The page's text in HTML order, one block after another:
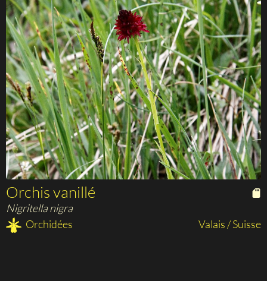
Orchis vanillé
Nigritella nigra
Orchidées
Valais / Suisse